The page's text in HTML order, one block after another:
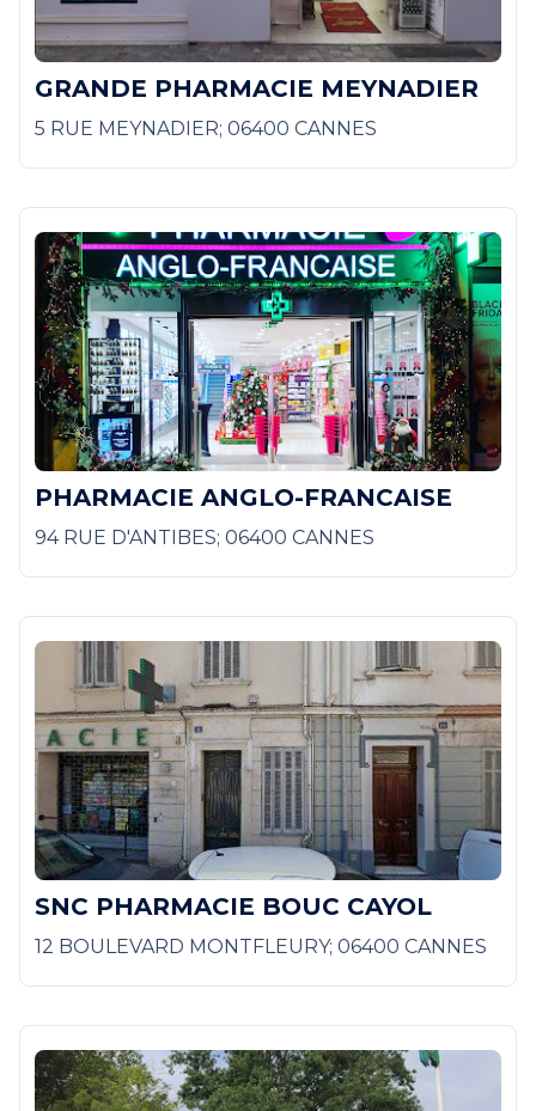
GRANDE PHARMACIE MEYNADIER
5 RUE MEYNADIER; 06400 CANNES
PHARMACIE ANGLO-FRANCAISE
94 RUE D'ANTIBES; 06400 CANNES
SNC PHARMACIE BOUC CAYOL
12 BOULEVARD MONTFLEURY; 06400 CANNES